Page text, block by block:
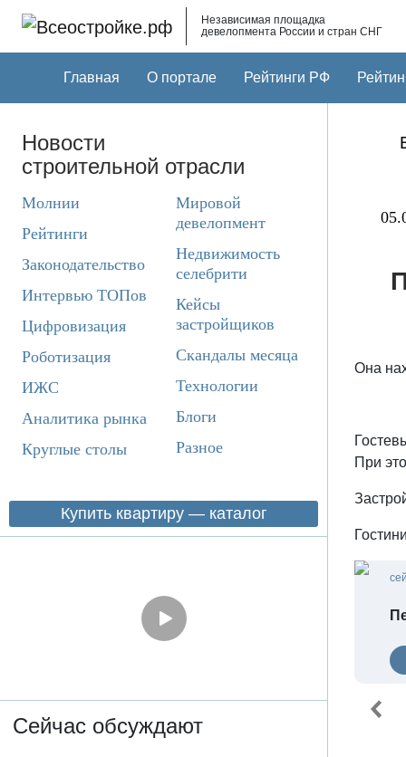
Независимая площадка
девелопмента России и стран СНГ
Главная О портале Рейтинги РФ
Новости
строительной отрасли
Молнии
Рейтинги
Законодательство
Интервью ТОПов
Цифровизация
Роботизация
ИЖС
Аналитика рынка
Круглые столы
Мировой
девелопмент
Недвижимость
селебрити
Кейсы
застройщиков
Скандалы месяца
Технологии
Блоги
Разное
Купить квартиру — каталог
Сейчас обсуждают
Она
При